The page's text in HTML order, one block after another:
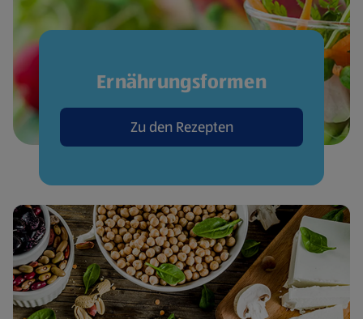
Ernährungsformen
Zu den Rezepten